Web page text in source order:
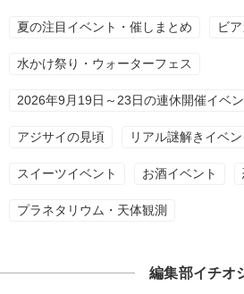
夏の注目イベント・催しまとめ ビ
水かけ祭り・ウォーターフェス
2026年9月19日～23日の連休開催イベン
アジサイの見頃 リアル謎解きイベン
スイーツイベント お酒イベント
プラネタリウム・天体観測
編集部イチオ